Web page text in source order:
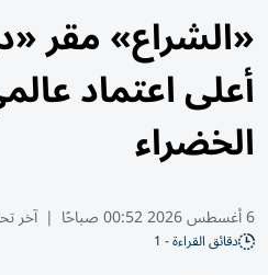
«الشراع» مقر
أعلى اعتماد
الخضراء
6 أغسطس 2026 00:52 صباحًا | آخر
دقائق القراءة - 1